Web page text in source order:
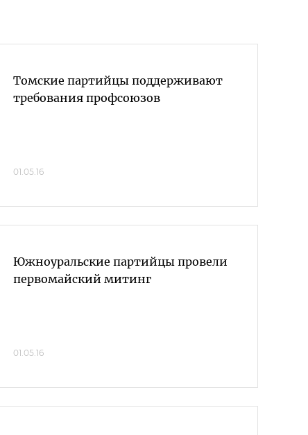
Томские партийцы поддерживают
требования профсоюзов
01.05.16
Южноуральские партийцы провели
первомайский митинг
01.05.16